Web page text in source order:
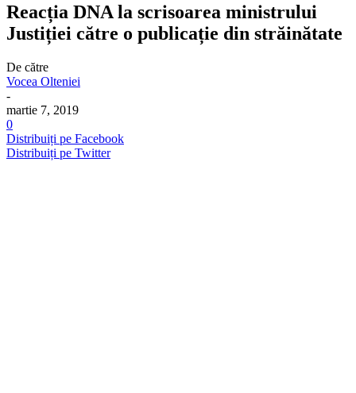
Reacția DNA la scrisoarea ministrului
Justiției către o publicație din străinătate
De către
Vocea Olteniei
-
martie 7, 2019
0
Distribuiți pe Facebook
Distribuiți pe Twitter